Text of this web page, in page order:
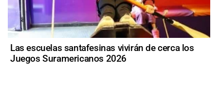
Las escuelas santafesinas vivirán de cerca los
Juegos Suramericanos 2026